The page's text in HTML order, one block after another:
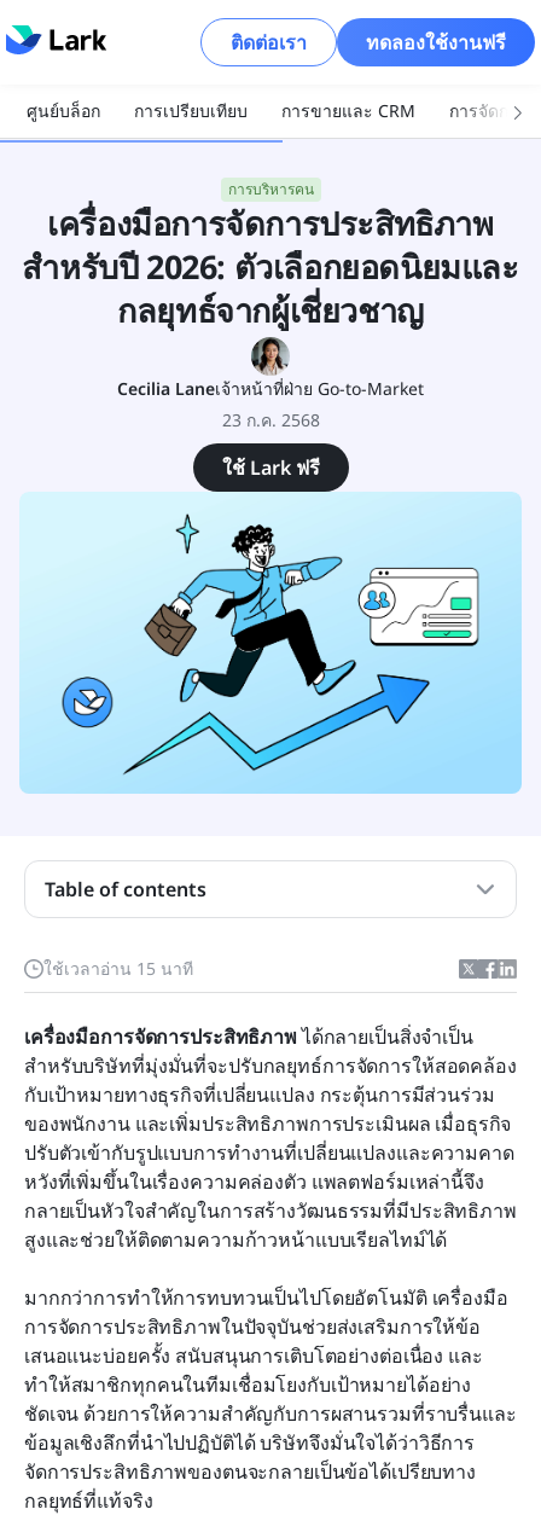
ติดต่อเรา ทดลองใช้งานฟรี
ศูนย์บล็อก การเปรียบเทียบ การขายและ CRM การจัดการ
การบริหารคน
เครื่องมือการจัดการประสิทธิภาพ
สำหรับปี 2026: ตัวเลือกยอดนิยมและ
กลยุทธ์จากผู้เชี่ยวชาญ
Cecilia Laneเจ้าหน้าที่ฝ่าย Go-to-Market
23 ก.ค. 2568
ใช้ Lark ฟรี
ใช้เวลาอ่าน 15 นาที
เครื่องมือการจัดการประสิทธิภาพ ได้กลายเป็นสิ่งจำเป็น
สำหรับบริษัทที่มุ่งมั่นที่จะปรับกลยุทธ์การจัดการให้สอดคล้อง
กับเป้าหมายทางธุรกิจที่เปลี่ยนแปลง กระตุ้นการมีส่วนร่วม
ของพนักงาน และเพิ่มประสิทธิภาพการประเมินผล เมื่อธุรกิจ
ปรับตัวเข้ากับรูปแบบการทำงานที่เปลี่ยนแปลงและความคาด
หวังที่เพิ่มขึ้นในเรื่องความคล่องตัว แพลตฟอร์มเหล่านี้จึง
กลายเป็นหัวใจสำคัญในการสร้างวัฒนธรรมที่มีประสิทธิภาพ
สูงและช่วยให้ติดตามความก้าวหน้าแบบเรียลไทม์ได้
มากกว่าการทำให้การทบทวนเป็นไปโดยอัตโนมัติ เครื่องมือ
การจัดการประสิทธิภาพในปัจจุบันช่วยส่งเสริมการให้ข้อ
เสนอแนะบ่อยครั้ง สนับสนุนการเติบโตอย่างต่อเนื่อง และ
ทำให้สมาชิกทุกคนในทีมเชื่อมโยงกับเป้าหมายได้อย่าง
ชัดเจน ด้วยการให้ความสำคัญกับการผสานรวมที่ราบรื่นและ
ข้อมูลเชิงลึกที่นำไปปฏิบัติได้ บริษัทจึงมั่นใจได้ว่าวิธีการ
จัดการประสิทธิภาพของตนจะกลายเป็นข้อได้เปรียบทาง
กลยุทธ์ที่แท้จริง
Table of contents
เครื่องมือการจัดการประสิทธิภาพคืออะไร?
สมัยใหม่
10 เครื่องมือการจัดการประสิทธิภาพยอดนิยมในปี
2026
แผนผังทีละขั้นตอนสำหรับการเลือกเครื่องมือการ
จัดการประสิทธิภาพ
กลยุทธ์การดำเนินงาน: ประสบความสำเร็จด้วยการนำ
บทสรุป
คำถามที่พบบ่อย
การอ่านที่เกี่ยวข้อง